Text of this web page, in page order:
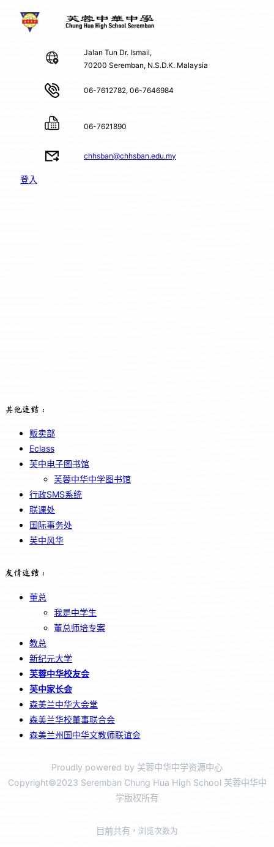
Jalan Tun Dr. Ismail,
70200 Seremban, N.S.D.K. Malaysia
06-7612782, 06-7646984
06-7621890
chhsban@chhsban.edu.my
登入
其他连结：
贩卖部
Eclass
芙中电子图书馆
芙蓉中华中学图书馆
行政SMS系统
联课处
国际事务处
芙中风华
友情连结：
董总
我是中学生
董总师培专案
教总
新纪元大学
芙蓉中华校友会
芙中家长会
森美兰中华大会堂
森美兰华校董事联合会
森美兰州国中华文教师联谊会
Proudly powered by 芙蓉中华中学资源中心
Copyright©2023 Seremban Chung Hua High School 芙蓉中华中
学版权所有
目前共有 ，浏览次数为